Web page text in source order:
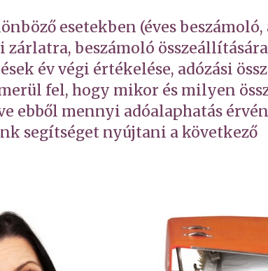
esetekben (éves
beszámoló
év végi értékelése, adózási
fel, hogy mikor és milyen
ebből mennyi adóalaphatás
segítséget nyújtani a következő